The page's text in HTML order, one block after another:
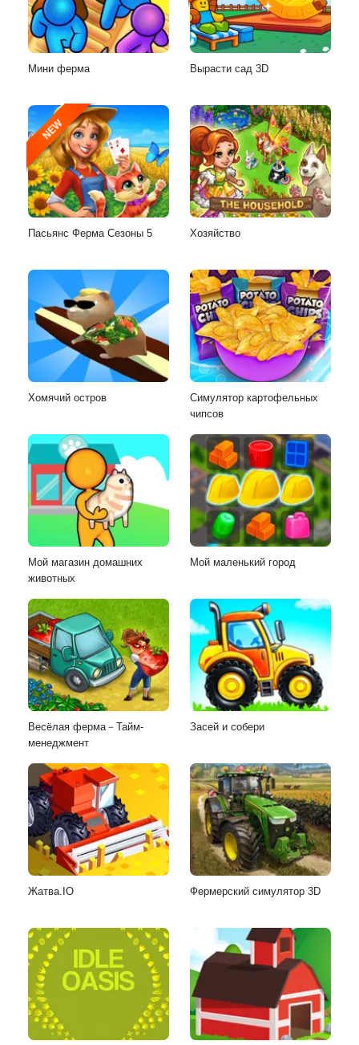
Мини ферма Вырасти сад 3D
NEW
Пасьянс Ферма Сезоны 5 Хозяйство
Хомячий остров
Симулятор картофельных
чипсов
Мой магазин домашних
животных
Мой маленький город
Весёлая ферма－Тайм-
менеджмент
Засей и собери
Жатва.IO Фермерский симулятор 3D